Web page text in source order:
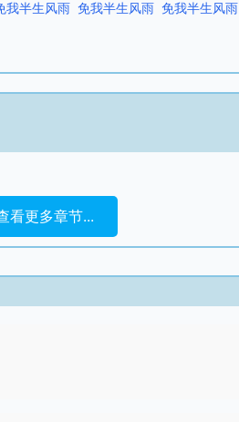
我半生风雨 免我半生风雨 免我半生风雨
看更多章节...